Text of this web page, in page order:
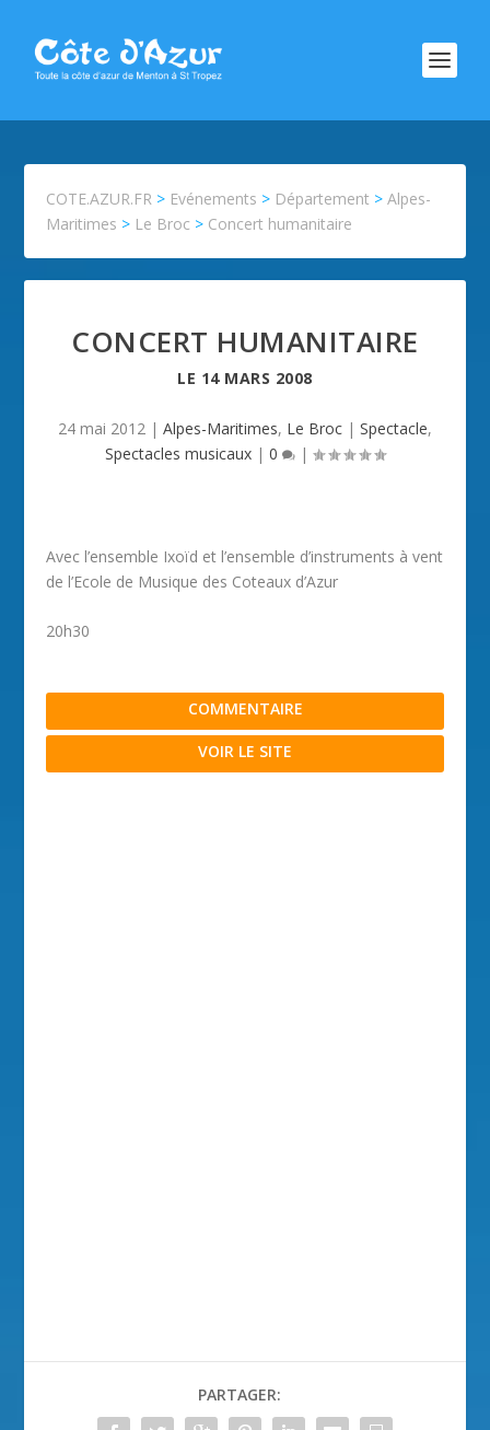
COTE.AZUR.FR > Evénements > Département >Alpes-
Maritimes > Le Broc > Concert humanitaire
CONCERT HUMANITAIRE
LE 14 MARS 2008
24 mai 2012 | Alpes-Maritimes, Le Broc | Spectacle,
Spectacles musicaux | 0 |
Avec l’ensemble Ixoïd et l’ensemble d’instruments à vent
de l’Ecole de Musique des Coteaux d’Azur
20h30
COMMENTAIRE
VOIR LE SITE
PARTAGER: